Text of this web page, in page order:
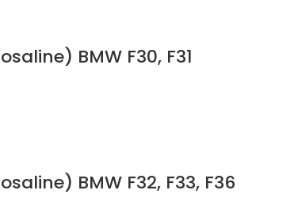
BMW F30, F31
BMW F32, F33, F36